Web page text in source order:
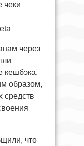
чеки
через
кешбэка.
образом,
средств
что